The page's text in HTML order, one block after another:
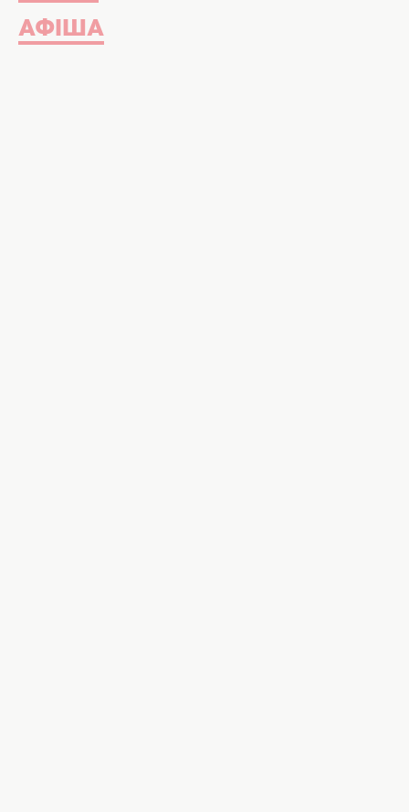
АФІША
Діти - це радість життя, навіть,
надзвичайно сильно потрібна
завжди можуть допомогти,
Для того, щоб мати можливість
Що треба зробити для сім'ї зараз, щоб